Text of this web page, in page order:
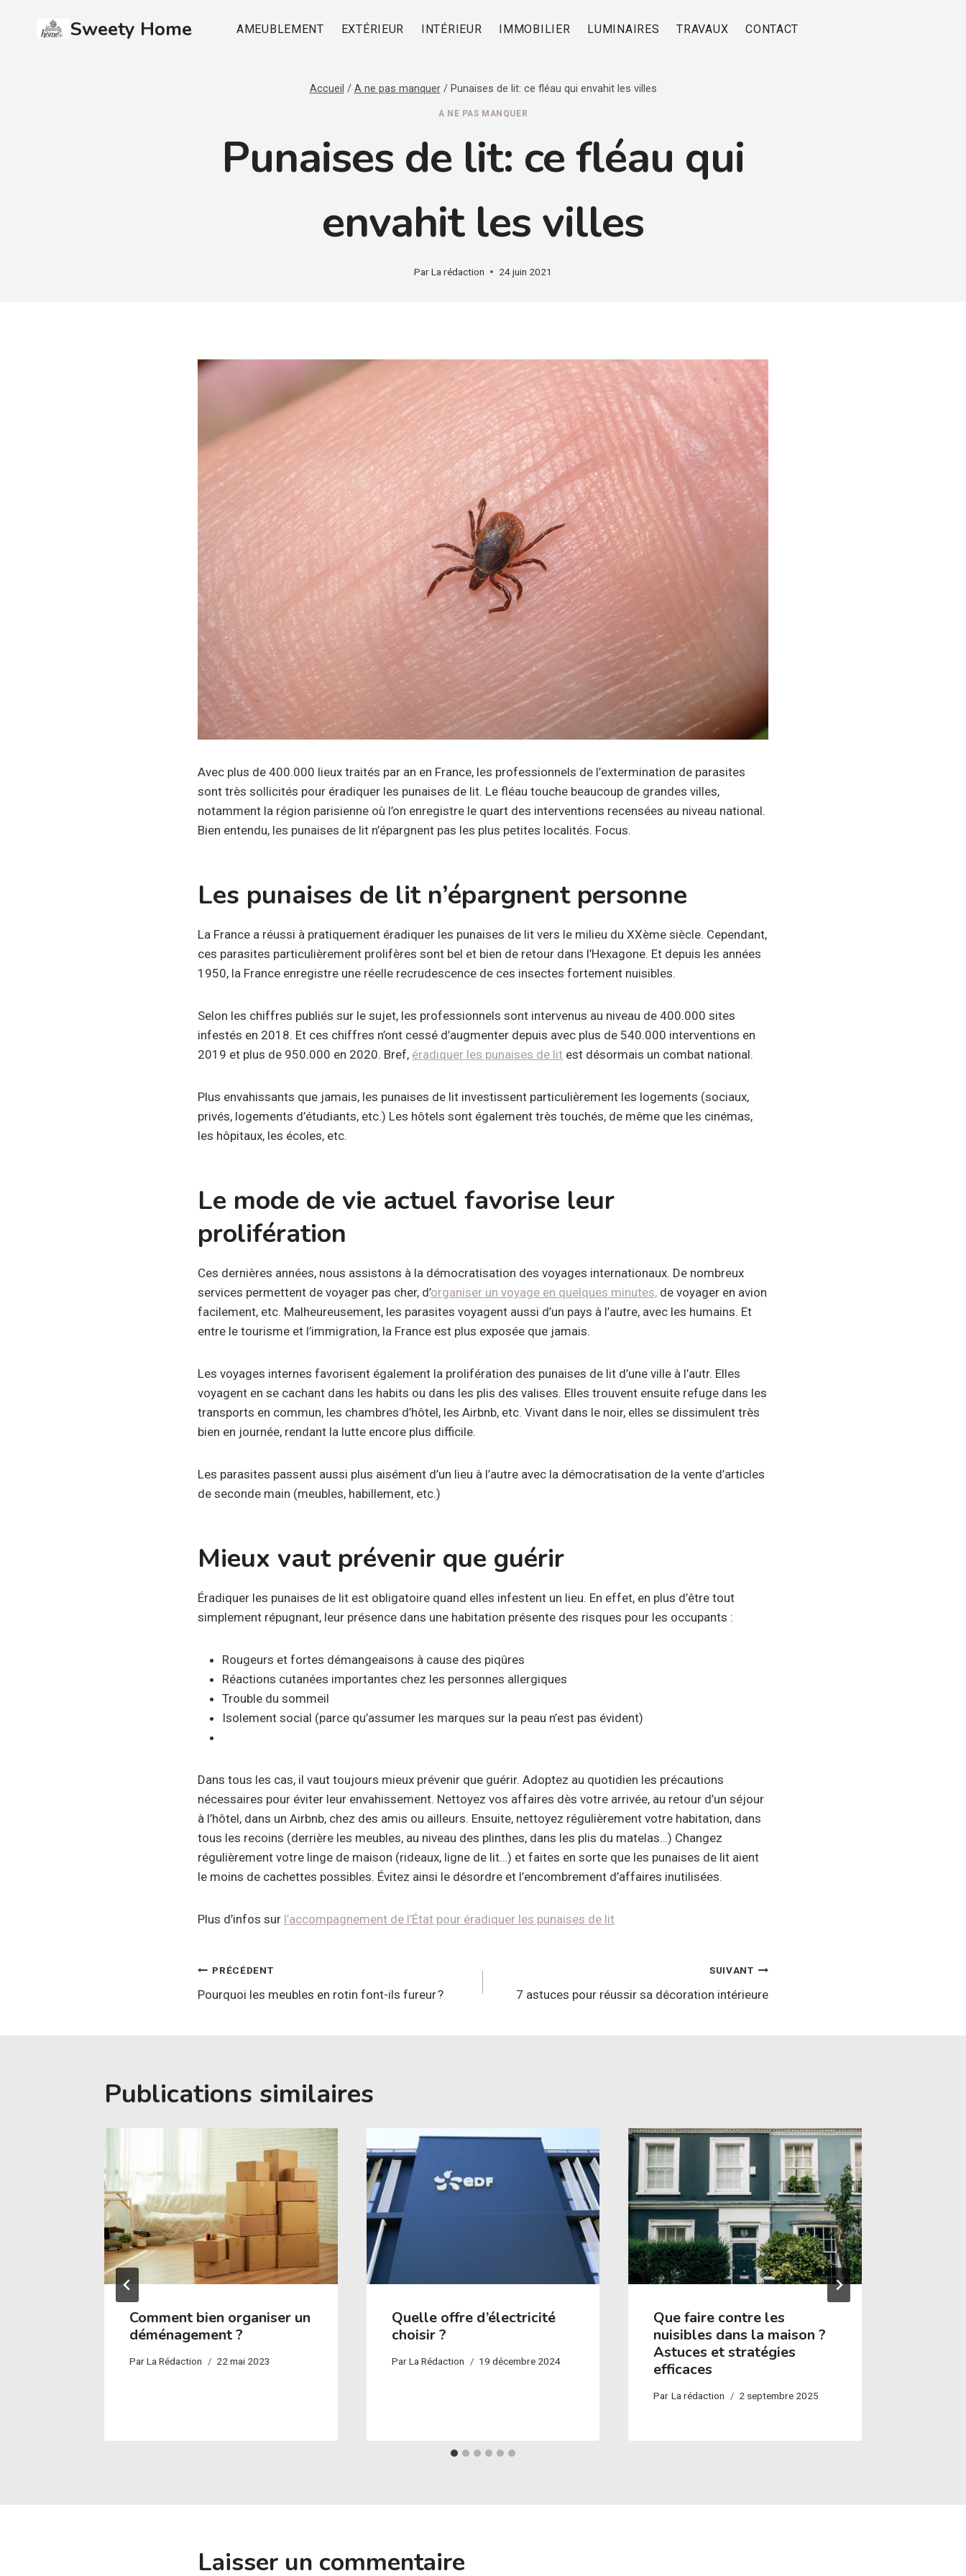
Sweety Home AMEUBLEMENT EXTÉRIEUR INTÉRIEUR IMMOBILIER LUMINAIRES TRAVAUX CONTACT
Accueil / A ne pas manquer / Punaises de lit: ce fléau qui envahit les villes
A NE PAS MANQUER
Punaises de lit: ce fléau qui
envahit les villes
ParLa rédaction 24 juin 2021
Avec plus de 400.000 lieux traités par an en France, les professionnels de l’extermination de parasites
sont très sollicités pour éradiquer les punaises de lit. Le fléau touche beaucoup de grandes villes,
notamment la région parisienne où l’on enregistre le quart des interventions recensées au niveau national.
Bien entendu, les punaises de lit n’épargnent pas les plus petites localités. Focus.
Les punaises de lit n’épargnent personne
La France a réussi à pratiquement éradiquer les punaises de lit vers le milieu du XXème siècle. Cependant,
ces parasites particulièrement prolifères sont bel et bien de retour dans l’Hexagone. Et depuis les années
1950, la France enregistre une réelle recrudescence de ces insectes fortement nuisibles.
Selon les chiffres publiés sur le sujet, les professionnels sont intervenus au niveau de 400.000 sites
infestés en 2018. Et ces chiffres n’ont cessé d’augmenter depuis avec plus de 540.000 interventions en
2019 et plus de 950.000 en 2020. Bref, éradiquer les punaises de lit est désormais un combat national.
Plus envahissants que jamais, les punaises de lit investissent particulièrement les logements (sociaux,
privés, logements d’étudiants, etc.) Les hôtels sont également très touchés, de même que les cinémas,
les hôpitaux, les écoles, etc.
Le mode de vie actuel favorise leur
prolifération
Ces dernières années, nous assistons à la démocratisation des voyages internationaux. De nombreux
services permettent de voyager pas cher, d’organiser un voyage en quelques minutes, de voyager en avion
facilement, etc. Malheureusement, les parasites voyagent aussi d’un pays à l’autre, avec les humains. Et
entre le tourisme et l’immigration, la France est plus exposée que jamais.
Les voyages internes favorisent également la prolifération des punaises de lit d’une ville à l’autr. Elles
voyagent en se cachant dans les habits ou dans les plis des valises. Elles trouvent ensuite refuge dans les
transports en commun, les chambres d’hôtel, les Airbnb, etc. Vivant dans le noir, elles se dissimulent très
bien en journée, rendant la lutte encore plus difficile.
Les parasites passent aussi plus aisément d’un lieu à l’autre avec la démocratisation de la vente d’articles
de seconde main (meubles, habillement, etc.)
Mieux vaut prévenir que guérir
Éradiquer les punaises de lit est obligatoire quand elles infestent un lieu. En effet, en plus d’être tout
simplement répugnant, leur présence dans une habitation présente des risques pour les occupants :
Rougeurs et fortes démangeaisons à cause des piqûres
Réactions cutanées importantes chez les personnes allergiques
Trouble du sommeil
Isolement social (parce qu’assumer les marques sur la peau n’est pas évident)
Dans tous les cas, il vaut toujours mieux prévenir que guérir. Adoptez au quotidien les précautions
nécessaires pour éviter leur envahissement. Nettoyez vos affaires dès votre arrivée, au retour d’un séjour
à l’hôtel, dans un Airbnb, chez des amis ou ailleurs. Ensuite, nettoyez régulièrement votre habitation, dans
tous les recoins (derrière les meubles, au niveau des plinthes, dans les plis du matelas…) Changez
régulièrement votre linge de maison (rideaux, ligne de lit…) et faites en sorte que les punaises de lit aient
le moins de cachettes possibles. Évitez ainsi le désordre et l’encombrement d’affaires inutilisées.
Plus d’infos sur l’accompagnement de l’État pour éradiquer les punaises de lit
Navigation
de
PRÉCÉDENT
Pourquoi les meubles en rotin font-ils fureur ?
SUIVANT
7 astuces pour réussir sa décoration intérieure
Publications similaires
Comment bien organiser un
déménagement ?
Par La Rédaction 22 mai 2023
Quelle offre d’électricité
choisir ?
ParLa Rédaction 19 décembre 2024
Que faire contre les
nuisibles dans la maison ?
Astuces et stratégies
efficaces
Par La rédaction 2 septembre 2025
Laisser un commentaire